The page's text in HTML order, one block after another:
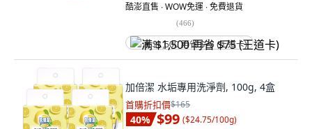
酷澎直售 ∙ WOW免運 ∙ 免費退貨
(466)
满 $1,500 再省 $75 (王道卡)
加倍潔 水垢專用洗淨劑, 100g, 4盒
首購折扣價$165
40% $99 ($24.75/100g)